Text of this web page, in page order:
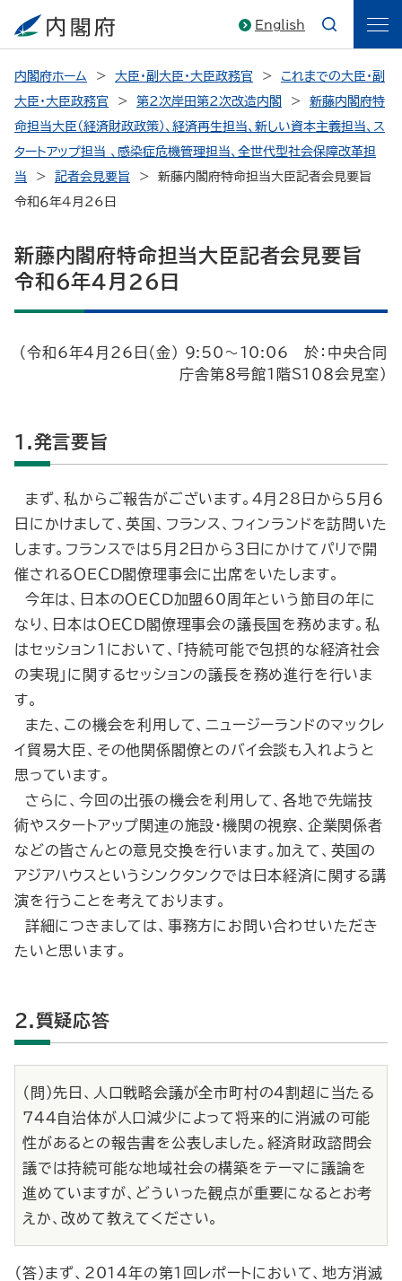
English
内閣府ホーム 大臣・副大臣・大臣政務官
これまでの大臣・副
大臣・大臣政務官
第2次岸田第2次改造内閣
新藤内閣府特
命担当大臣（経済財政政策）、経済再生担当、新しい資本主義担当、ス
タートアップ担当 、感染症危機管理担当、全世代型社会保障改革担
当
記者会見要旨
新藤内閣府特命担当大臣記者会見要旨
令和６年4月26日
新藤内閣府特命担当大臣記者会見要旨
令和６年4月26日
（令和6年4月26日（金） 9:50～10:06 於：中央合同
庁舎第８号館１階S１０８会見室）
1.発言要旨
まず、私からご報告がございます。４月28日から５月６
日にかけまして、英国、フランス、フィンランドを訪問いた
します。フランスでは５月２日から３日にかけてパリで開
催されるＯＥＣＤ閣僚理事会に出席をいたします。
今年は、日本のＯＥＣＤ加盟60周年という節目の年に
なり、日本はＯＥＣＤ閣僚理事会の議長国を務めます。私
はセッション１において、「持続可能で包摂的な経済社会
の実現」に関するセッションの議長を務め進行を行いま
す。
また、この機会を利用して、ニュージーランドのマックレ
イ貿易大臣、その他関係閣僚とのバイ会談も入れようと
思っています。
さらに、今回の出張の機会を利用して、各地で先端技
術やスタートアップ関連の施設・機関の視察、企業関係者
などの皆さんとの意見交換を行います。加えて、英国の
アジアハウスというシンクタンクでは日本経済に関する講
演を行うことを考えております。
詳細につきましては、事務方にお問い合わせいただき
たいと思います。
2.質疑応答
（問）先日、人口戦略会議が全市町村の４割超に当たる
744自治体が人口減少によって将来的に消滅の可能
性があるとの報告書を公表しました。経済財政諮問会
議では持続可能な地域社会の構築をテーマに議論を
進めていますが、どういった観点が重要になるとお考
えか、改めて教えてください。
（答）まず、2014年の第１回レポートにおいて、地方消滅